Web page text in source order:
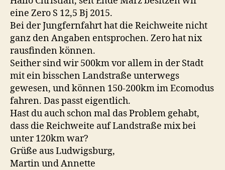
eine Zero S 12,5 Bj 2015.
Bei der Jungfernfahrt hat die Reichweite nicht
ganz den Angaben entsprochen. Zero hat nix
rausfinden können.
Seither sind wir 500km vor allem in der Stadt
mit ein bisschen Landstraße unterwegs
gewesen, und können 150-200km im Ecomodus
fahren. Das passt eigentlich.
Hast du auch schon mal das Problem gehabt,
dass die Reichweite auf Landstraße mix bei
unter 120km war?
Grüße aus Ludwigsburg,
Martin und Annette